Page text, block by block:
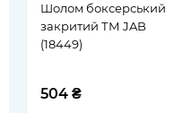
Шолом боксерський
закритий ТМ JAB
(18449)
504 ₴